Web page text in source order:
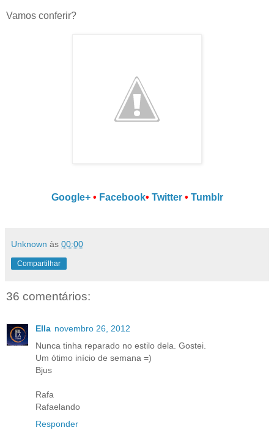
Vamos conferir?
Google+• Facebook• Twitter• Tumblr
Unknown às 00:00
Compartilhar
36 comentários:
Ella novembro 26, 2012
Nunca tinha reparado no estilo dela. Gostei.
Um ótimo início de semana =)
Bjus
Rafa
Rafaelando
Responder